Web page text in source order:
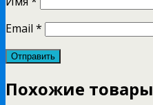
Email *
Похожие товары